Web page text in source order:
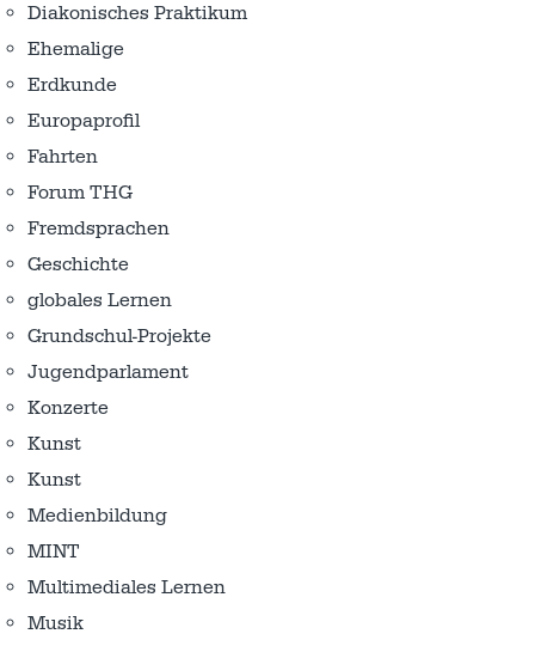
Diakonisches Praktikum
Ehemalige
Erdkunde
Europaprofil
Fahrten
Forum THG
Fremdsprachen
Geschichte
globales Lernen
Grundschul-Projekte
Jugendparlament
Konzerte
Kunst
Kunst
Medienbildung
MINT
Multimediales Lernen
Musik